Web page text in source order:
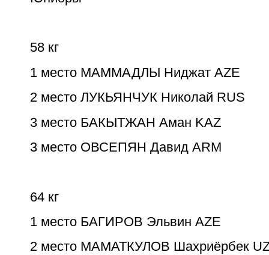
58 кг
1 место МАММАДЛЫ Ниджат AZE
2 место ЛУКЬЯНЧУК Николай RUS
3 место БАКЫТЖАН Аман KAZ
3 место ОВСЕПЯН Давид ARM
64 кг
1 место БАГИРОВ Эльвин AZE
2 место МАМАТКУЛОВ Шахриёрбек